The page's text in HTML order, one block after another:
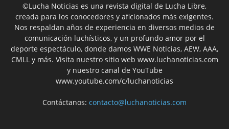
©Lucha Noticias es una revista digital de Lucha Libre,
creada para los conocedores y aficionados más exigentes.
Nos respaldan años de experiencia en diversos medios de
comunicación luchísticos, y un profundo amor por el
deporte espectáculo, donde damos WWE Noticias, AEW, AAA,
CMLL y más. Visita nuestro sitio web www.luchanoticias.com
y nuestro canal de YouTube
www.youtube.com/c/luchanoticias
Contáctanos: contacto@luchanoticias.com